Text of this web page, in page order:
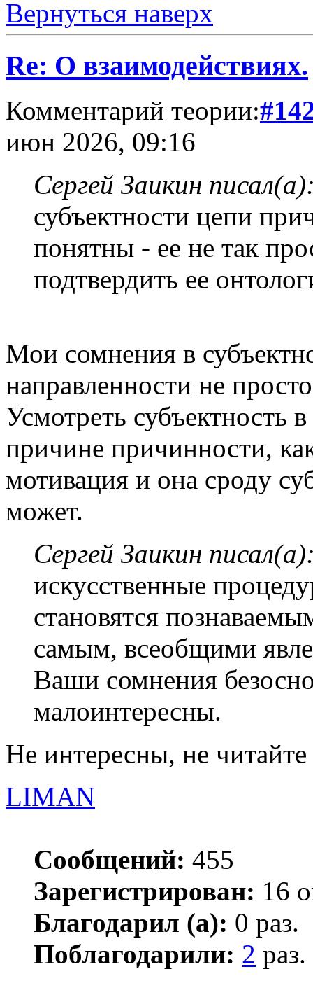
Вернуться наверх
Re: О взаимодействиях.
Комментарий теории:
июн 2026, 09:16
Сергей Заикин
субъектности цепи
понятны - ее не так
подтвердить ее
Мои сомнения в
направленности не
Усмотреть
причине причинности,
мотивация и она сроду
может.
Сергей Заикин
искусственные
становятся
самым, всеобщими
Ваши сомнения
малоинтересны.
Не интересны, не
LIMAN
Сообщений: 455
Зарегистрирован: 16
Благодарил (а): 0 раз.
Поблагодарили: 2 раз.